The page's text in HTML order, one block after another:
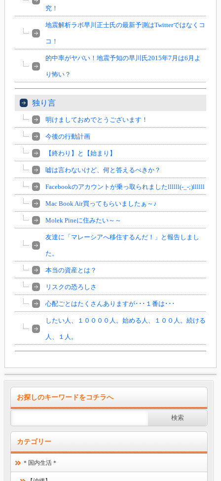
究！
地震解析ラボ早川正士氏の最新予測はTwitterではなくコ
コ！
的中率がヤバい！地震予知の早川氏2015年7月は6月よ
り怖い？
独り言
明けましておめでとうございます！
今後の行動計画
【終わり】と【始まり】
嘘は言わないけど、何と答えるべきか？
Facebookのアカウントが乗っ取られましたllllll(-_-;)llllll
Mac Book Air買ってもらいましたぁ～♪
Molek Pineに住みたい～～
友達に「マレーシアへ移住するんだ！」と報告しまし
た。
本当の資産とは？
リスクの恐ろしさ
心配ごとはたくさんありますが･･･１番は･･･
したい人、１００００人。始める人、１００人。続ける
人、１人。
お探しのキーワードをコチラへ
カテゴリー
＊国内生活＊